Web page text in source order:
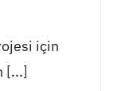
için
[...]